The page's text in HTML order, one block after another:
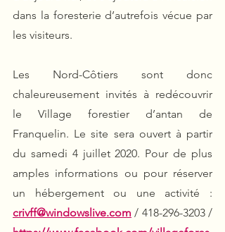
dans la foresterie d’autrefois vécue par
les visiteurs.
Les Nord-Côtiers sont donc
chaleureusement invités à redécouvrir
le Village forestier d’antan de
Franquelin. Le site sera ouvert à partir
du samedi 4 juillet 2020. Pour de plus
amples informations ou pour réserver
crivff@windowslive.com